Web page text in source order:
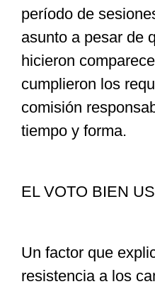
período de
asunto a pesar de
hicieron
cumplieron los
comisión
tiempo y forma.
EL VOTO BIEN
Un factor que
resistencia a los